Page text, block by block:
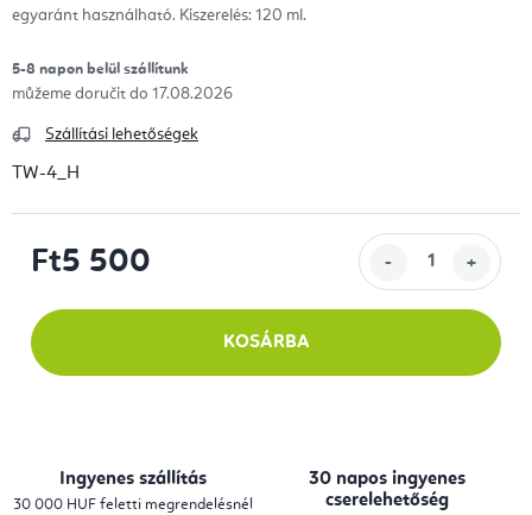
egyaránt használható. Kiszerelés: 120 ml.
5-8 napon belül szállítunk
17.08.2026
Szállítási lehetőségek
TW-4_H
Ft5 500
KOSÁRBA
Ingyenes szállítás
30 000 HUF feletti megrendelésnél
30 napos ingyenes
cserelehetőség